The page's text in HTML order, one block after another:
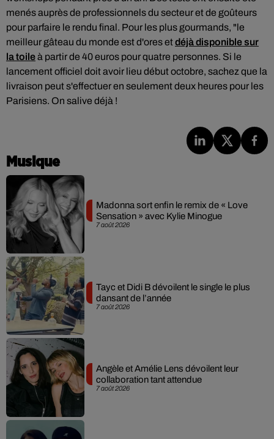
menés auprès de professionnels du secteur et de goûteurs
pour parfaire le rendu final. Pour les plus gourmands, "le
meilleur gâteau du monde est d'ores etdéjà disponible sur
la toileà partir de 40 euros pour quatre personnes. Si le
lancement officiel doit avoir lieu début octobre, sachez que la
livraison peut s'effectuer en seulement deux heures pour les
Parisiens. On salive déjà !
Musique
7 août 2026
Madonna sort enfin le remix de « Love
Sensation » avec Kylie Minogue
7 août 2026
Tayc et Didi B dévoilent le single le plus
dansant de l’année
7 août 2026
Angèle et Amélie Lens dévoilent leur
collaboration tant attendue